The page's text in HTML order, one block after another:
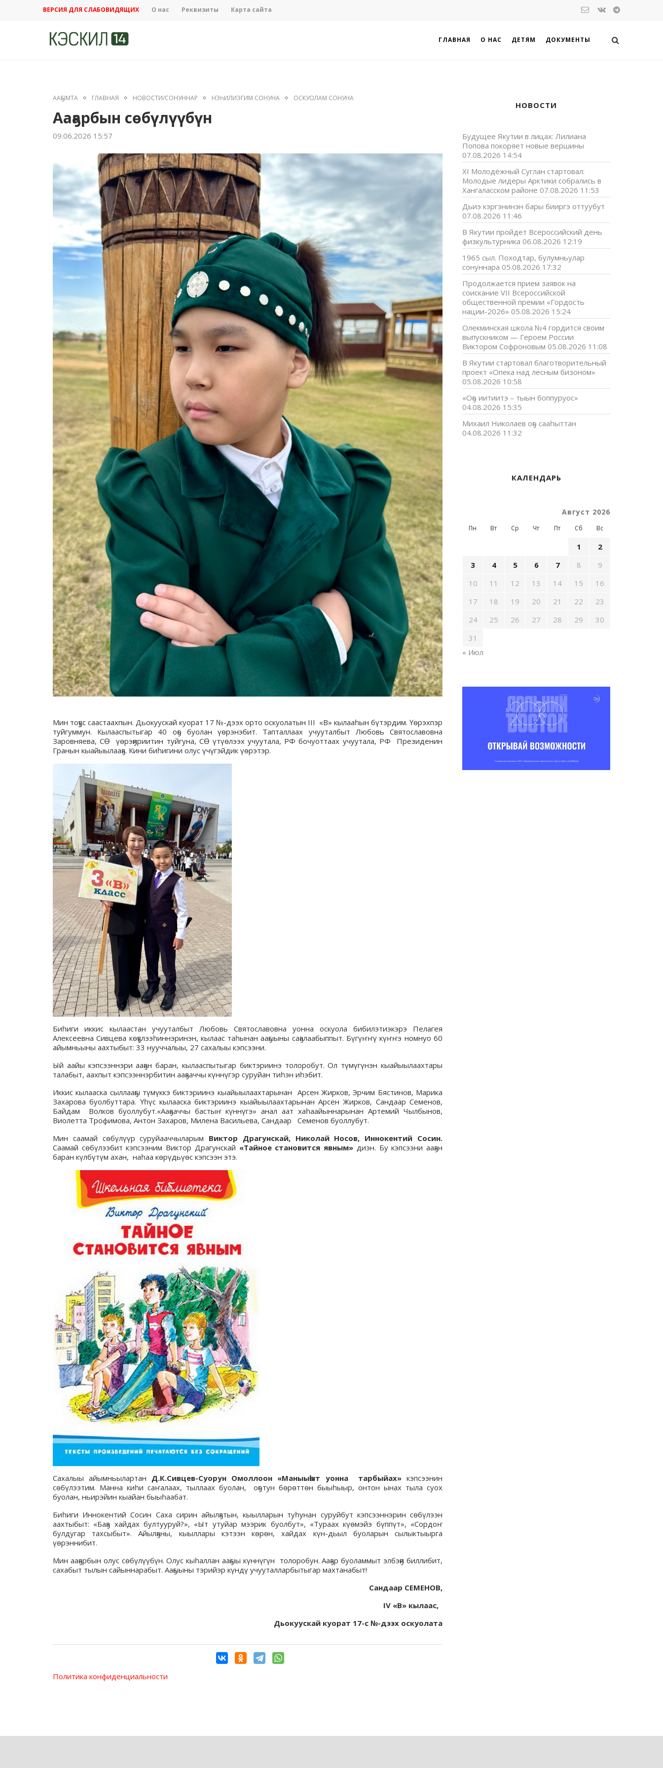
ВЕРСИЯ ДЛЯ СЛАБОВИДЯЩИХ О нас Реквизиты Карта сайта
ГЛАВНАЯ О НАС ДЕТЯМ ДОКУМЕНТЫ
ААҔЫМТА ГЛАВНАЯ НОВОСТИ/СОНУННАР НЭҺИЛИЭГИМ СОНУНА ОСКУОЛАМ СОНУНА
Ааҕарбын сөбүлүүбүн
09.06.2026 15:57
Мин тоҕус саастаахпын. Дьокуускай куорат 17 №-дээх орто оскуолатын III «В» кылааһын бүтэрдим. Үөрэхпэр
туйгуммун. Кылааспытыгар 40 оҕо буолан үөрэнэбит. Тапталлаах учууталбыт Любовь Святославовна
Заровняева, СӨ үөрэҕириитин туйгуна, СӨ үтүөлээх учуутала, РФ бочуоттаах учуутала, РФ Президенин
Гранын кыайыылааҕа. Кини биһигини олус үчүгэйдик үөрэтэр.
Биһиги иккис кылаастан учууталбыт Любовь Святославовна уонна оскуола бибилэтиэкэрэ Пелагея
Алексеевна Сивцева көҕүлээһиннэринэн, кылаас таһынан ааҕыыны саҕалаабыппыт. Бүгүҥҥү күҥҥэ номнуо 60
айымньыны аахтыбыт: 33 нууччалыы, 27 сахалыы кэпсээни.
Ый аайы кэпсээннэри ааҕан баран, кылааспытыгар биктэриинэ толоробут. Ол түмүгүнэн кыайыылаахтары
талабыт, аахпыт кэпсээннэрбитин ааҕааччы күннүгэр суруйан тиһэн иһэбит.
Иккис кылааска сыллааҕы түмүккэ биктэриинэ кыайыылаахтарынан Арсен Жирков, Эрчим Бястинов, Марика
Захарова буолбуттара. Үһүс кылааска биктэриинэ кыайыылаахтарынан Арсен Жирков, Сандаар Семенов,
Байдам Волков буоллубут.«Ааҕааччы бастыҥ күннүгэ» анал аат хаһаайыннарынан Артемий Чылбынов,
Виолетта Трофимова, Антон Захаров, Милена Васильева, Сандаар Семенов буоллубут.
Мин саамай сөбүлүүр суруйааччыларым Виктор Драгунскай, Николай Носов, Иннокентий Сосин.
Саамай сөбүлээбит кэпсээним Виктор Драгунскай «Тайное становится явным» диэн. Бу кэпсээни ааҕан
баран күлбүтүм ахан, наһаа көрүдьүөс кэпсээн этэ.
Сахалыы айымньылартан Д.К.Сивцев-Суорун Омоллоон «Маныыһыт уонна тарбыйах»кэпсээнин
сөбүлээтим. Манна киһи саҥалаах, тыллаах буолан, оҕотун бөрөттөн быыһыыр, онтон ынах тыла суох
буолан, ньирэйин кыайан быыһаабат.
Биһиги Иннокентий Сосин Саха сирин айылҕатын, кыылларын туһунан суруйбут кэпсээннэрин сөбүлээн
аахтыбыт: «Баҕа хайдах бултууруй?», «Ыт утуйар мээрик буолбут», «Тураах күөмэйэ бүппүт», «Сордоҥ
булдугар тахсыбыт». Айылҕаны, кыыллары кэтээн көрөн, хайдах күн-дьыл буоларын сылыктыырга
үөрэннибит.
Мин ааҕарбын олус сөбүлүүбүн. Олус кыһаллан ааҕыы күннүгүн толоробун. Ааҕар буоламмыт элбэҕи биллибит,
сахабыт тылын сайыннарабыт. Ааҕыыны тэрийэр күндү учууталларбытыгар махтанабыт!
Сандаар СЕМЕНОВ,
IV «В»кылааc,
Дьокуускай куорат 17-с №-дээх оскуолата
Политика конфиденциальности
НОВОСТИ
Будущее Якутии в лицах: Лилиана
Попова покоряет новые вершины
07.08.2026 14:54
XI Молодёжный Суглан стартовал:
Молодые лидеры Арктики собрались в
Хангаласском районе 07.08.2026 11:53
Дьиэ кэргэнинэн бары бииргэ оттуубут
07.08.2026 11:46
В Якутии пройдет Всероссийский день
физкультурника 06.08.2026 12:19
1965 сыл. Походтар, булумньулар
сонуннара 05.08.2026 17:32
Продолжается прием заявок на
соискание VII Всероссийской
общественной премии «Гордость
нации-2026» 05.08.2026 15:24
Олекминская школа №4 гордится своим
выпускником — Героем России
Виктором Софроновым 05.08.2026 11:08
В Якутии стартовал благотворительный
проект «Опека над лесным бизоном»
05.08.2026 10:58
«Оҕо иитиитэ – тыын боппуруос»
04.08.2026 15:35
Михаил Николаев оҕо сааһыттан
04.08.2026 11:32
КАЛЕНДАРЬ
Август 2026
Пн Вт Ср Чт Пт Сб Вс
1
2
3
4 5 6 7 8
9
10
11 12 13 14 15
16
17
18 19 20 21 22
23
24
25 26 27 28 29
30
31
« Июл